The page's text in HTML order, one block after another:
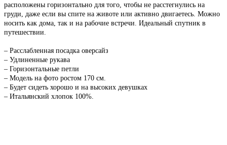
расположены горизонтально для того, чтобы не расстегнулись на
груди, даже если вы спите на животе или активно двигаетесь. Можно
носить как дома, так и на рабочие встречи. Идеальный спутник в
путешествии.
– Расслабленная посадка оверсайз
– Удлиненные рукава
– Горизонтальные петли
– Модель на фото ростом 170 см.
– Будет сидеть хорошо и на высоких девушках
– Итальянский хлопок 100%.